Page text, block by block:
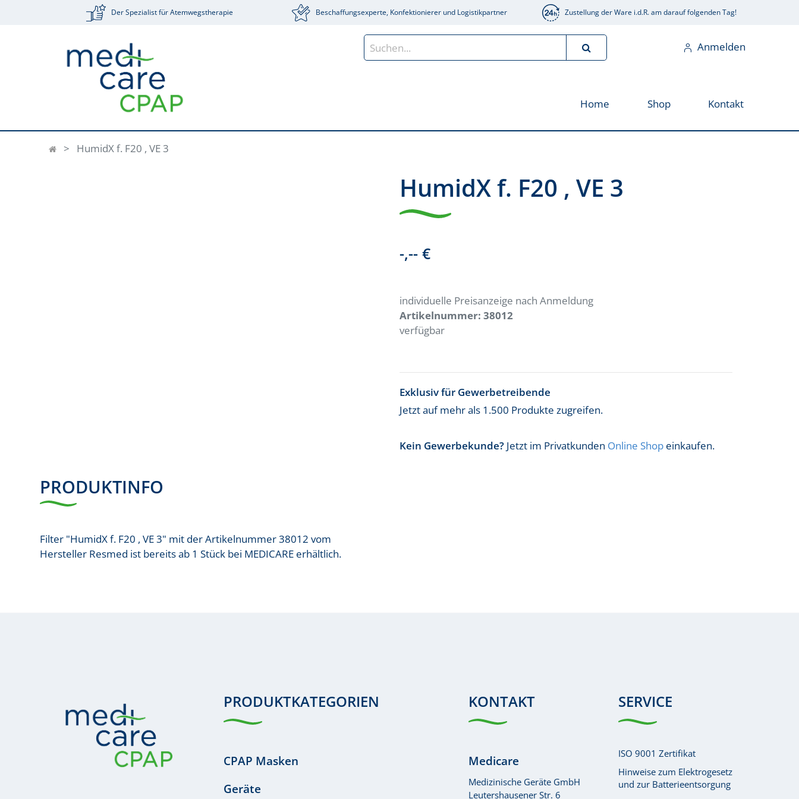
Der Spezialist für Atemwegstherapie Beschaffungsexperte, Konfektionierer und Logistikpartner Zustellung der Ware i.d.R. am darauf folgenden Tag!
Anmelden
Home Shop Kontakt
HumidX f. F20 , VE 3
HumidX f. F20 , VE 3
-,-- €
individuelle Preisanzeige nach Anmeldung
Artikelnummer: 38012
verfügbar
Exklusiv für Gewerbetreibende
Jetzt auf mehr als 1.500 Produkte zugreifen.
Kein Gewerbekunde? Jetzt im Privatkunden Online Shop einkaufen.
PRODUKTINFO
Filter "HumidX f. F20 , VE 3" mit der Artikelnummer 38012 vom
Hersteller Resmed ist bereits ab 1 Stück bei MEDICARE erhältlich.
PRODUKTKATEGORIEN
CPAP Masken
Geräte
KONTAKT
Medicare
Medizinische Geräte GmbH
Leutershausener Str. 6
SERVICE
ISO 9001 Zertifikat
Hinweise zum Elektrogesetz
und zur Batterieentsorgung